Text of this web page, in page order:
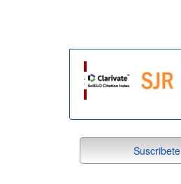
suscribete
Suscribete